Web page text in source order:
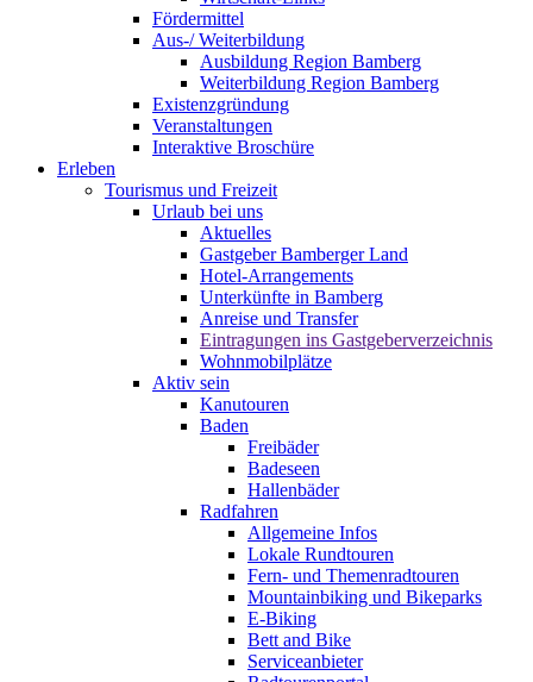
Fördermittel
Aus-/ Weiterbildung
Ausbildung Region Bamberg
Weiterbildung Region Bamberg
Existenzgründung
Veranstaltungen
Interaktive Broschüre
Erleben
Tourismus und Freizeit
Urlaub bei uns
Aktuelles
Gastgeber Bamberger Land
Hotel-Arrangements
Unterkünfte in Bamberg
Anreise und Transfer
Eintragungen ins Gastgeberverzeichnis
Wohnmobilplätze
Aktiv sein
Kanutouren
Baden
Freibäder
Badeseen
Hallenbäder
Radfahren
Allgemeine Infos
Lokale Rundtouren
Fern- und Themenradtouren
Mountainbiking und Bikeparks
E-Biking
Bett and Bike
Serviceanbieter